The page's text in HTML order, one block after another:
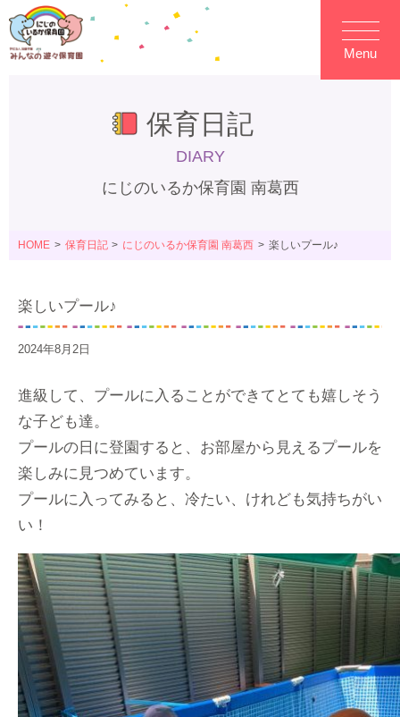
Menu
保育日記
DIARY
にじのいるか保育園 南葛西
HOME 保育日記 にじのいるか保育園 南葛西 楽しいプール♪
楽しいプール♪
2024年8月2日
進級して、プールに入ることができてとても嬉しそう
な子ども達。
プールの日に登園すると、お部屋から見えるプールを
楽しみに見つめています。
プールに入ってみると、冷たい、けれども気持ちがい
い！